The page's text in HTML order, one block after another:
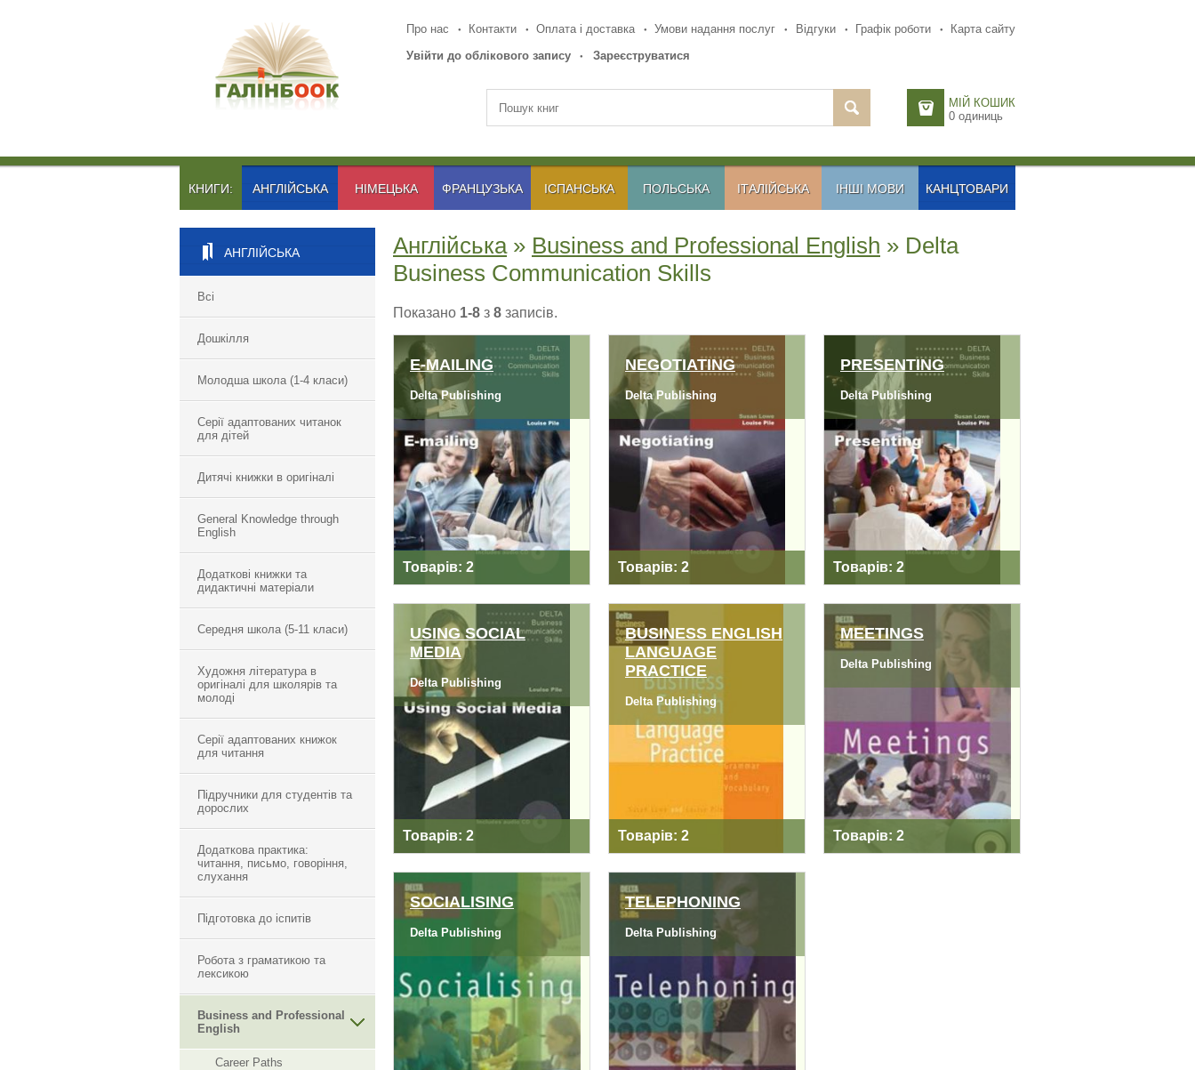
Про нас Контакти Оплата і доставка Умови надання послуг Відгуки Графік роботи
Карта сайту
Увійти до облікового запису
Зареєструватися
МІЙ КОШИК
0 одиниць
КНИГИ: АНГЛІЙСЬКА НІМЕЦЬКА ФРАНЦУЗЬКА ІСПАНСЬКА ПОЛЬСЬКА ІТАЛІЙСЬКА ІНШІ МОВИ КАНЦТОВАРИ
АНГЛІЙСЬКА
Всі
Дошкілля
Молодша школа (1-4 класи)
Серії адаптованих читанок
для дітей
Дитячі книжки в оригіналі
General Knowledge through
English
Додаткові книжки та
дидактичні матеріали
Середня школа (5-11 класи)
Художня література в
оригіналі для школярів та
молоді
Серії адаптованих книжок
для читання
Підручники для студентів та
дорослих
Додаткова практика:
читання, письмо, говоріння,
слухання
Підготовка до іспитів
Робота з граматикою та
лексикою
Business and Professional
English
Career Paths
Англійська» Business and Professional English » Delta
Business Communication Skills
Показано 1-8 з 8 записів.
E-MAILING
Delta Publishing
Товарів: 2
E-MAILING
NEGOTIATING
Delta Publishing
Товарів: 2
NEGOTIATING
PRESENTING
Delta Publishing
Товарів: 2
PRESENTING
USING SOCIAL
MEDIA
Delta Publishing
Товарів: 2
USING SOCIAL
MEDIA
BUSINESS ENGLISH
LANGUAGE
PRACTICE
Delta Publishing
Товарів: 2
BUSINESS ENGLISH
LANGUAGE
PRACTICE
MEETINGS
Delta Publishing
Товарів: 2
MEETINGS
SOCIALISING
Delta Publishing
SOCIALISING
TELEPHONING
Delta Publishing
TELEPHONING